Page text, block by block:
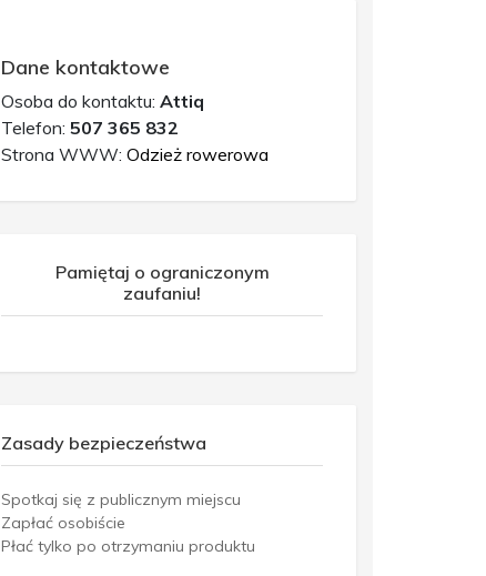
Dane kontaktowe
Osoba do kontaktu: Attiq
Telefon: 507 365 832
Strona WWW: Odzież rowerowa
Pamiętaj o ograniczonym
zaufaniu!
Zasady bezpieczeństwa
Spotkaj się z publicznym miejscu
Zapłać osobiście
Płać tylko po otrzymaniu produktu